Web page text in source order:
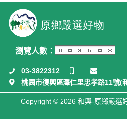
瀏覽人數：
03-3822312
桃園市復興區澤仁里忠孝路11號(
Copyright © 2026 和興-原鄉嚴選